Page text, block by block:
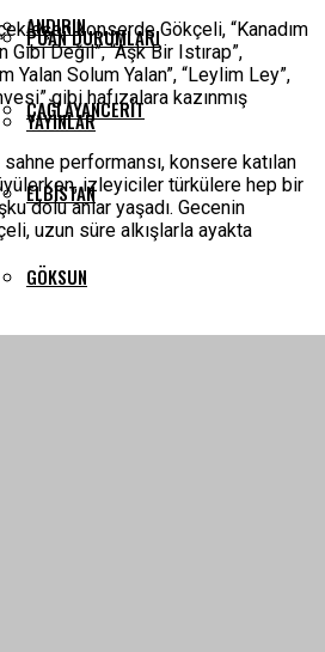
PUAN DURUMLARI
YAYINLAR
ANDIRIN
ÇAĞLAYANCERIT
ELBISTAN
GÖKSUN
konserde Gökçeli, “Kanadım
Gibi Değil”, “Aşk Bir Istırap”,
Yalan Solum Yalan”, “Leylim Ley”,
gibi hafızalara kazınmış
performansı, konsere katılan
izleyiciler türkülere hep bir
dolu anlar yaşadı. Gecenin
uzun süre alkışlarla ayakta